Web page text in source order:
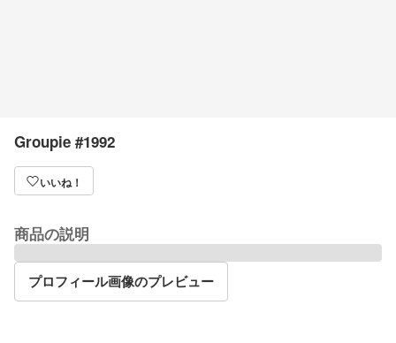
Groupie #1992
いいね！
商品の説明
プロフィール画像のプレビュー